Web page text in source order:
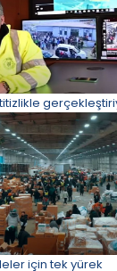
için tek yürek